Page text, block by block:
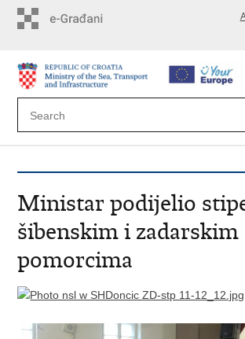
Ministar podijelio
šibenskim i zadarskim
pomorcima